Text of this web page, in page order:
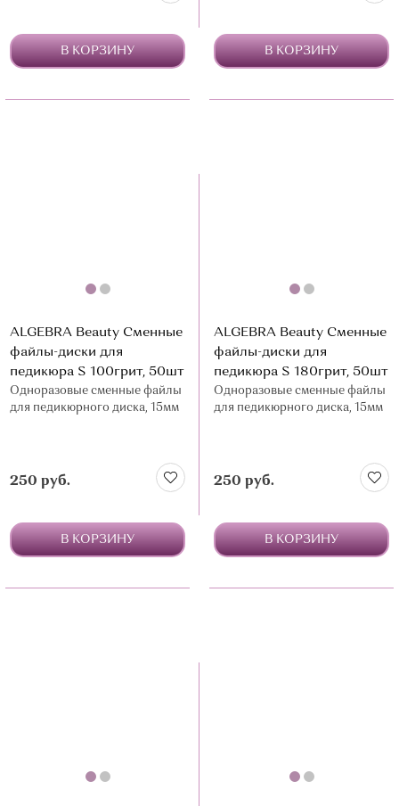
В КОРЗИНУ В КОРЗИНУ
ALGEBRA Beauty Сменные
файлы-диски для
педикюра S 100грит, 50шт
Одноразовые сменные файлы
для педикюрного диска, 15мм
250 руб.
В КОРЗИНУ
ALGEBRA Beauty Сменные
файлы-диски для
педикюра S 180грит, 50шт
Одноразовые сменные файлы
для педикюрного диска, 15мм
250 руб.
В КОРЗИНУ